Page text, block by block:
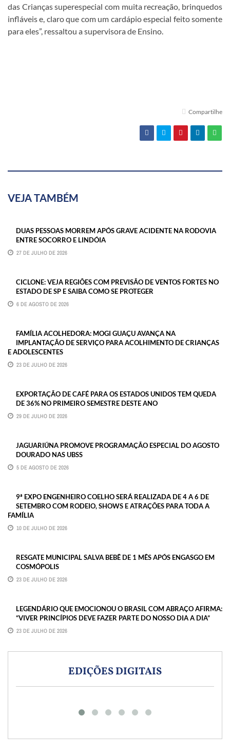
das Crianças superespecial com muita recreação, brinquedos
infláveis e, claro que com um cardápio especial feito somente
para eles”, ressaltou a supervisora de Ensino.
Compartilhe
VEJA TAMBÉM
DUAS PESSOAS MORREM APÓS GRAVE ACIDENTE NA RODOVIA
ENTRE SOCORRO E LINDÓIA
27 DE JULHO DE 2026
CICLONE: VEJA REGIÕES COM PREVISÃO DE VENTOS FORTES NO
ESTADO DE SP E SAIBA COMO SE PROTEGER
6 DE AGOSTO DE 2026
FAMÍLIA ACOLHEDORA: MOGI GUAÇU AVANÇA NA
IMPLANTAÇÃO DE SERVIÇO PARA ACOLHIMENTO DE CRIANÇAS
E ADOLESCENTES
23 DE JULHO DE 2026
EXPORTAÇÃO DE CAFÉ PARA OS ESTADOS UNIDOS TEM QUEDA
DE 36% NO PRIMEIRO SEMESTRE DESTE ANO
29 DE JULHO DE 2026
JAGUARIÚNA PROMOVE PROGRAMAÇÃO ESPECIAL DO AGOSTO
DOURADO NAS UBSS
5 DE AGOSTO DE 2026
9ª EXPO ENGENHEIRO COELHO SERÁ REALIZADA DE 4 A 6 DE
SETEMBRO COM RODEIO, SHOWS E ATRAÇÕES PARA TODA A
FAMÍLIA
10 DE JULHO DE 2026
RESGATE MUNICIPAL SALVA BEBÊ DE 1 MÊS APÓS ENGASGO EM
COSMÓPOLIS
23 DE JULHO DE 2026
LEGENDÁRIO QUE EMOCIONOU O BRASIL COM ABRAÇO AFIRMA:
“VIVER PRINCÍPIOS DEVE FAZER PARTE DO NOSSO DIA A DIA”
23 DE JULHO DE 2026
EDIÇÕES DIGITAIS